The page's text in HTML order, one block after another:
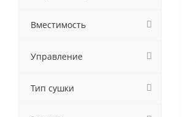
Schaub Lorenz
Вместимость
Управление
Тип сушки